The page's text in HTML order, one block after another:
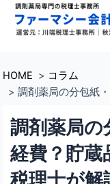
キ
ッ
HOME
コラム
調剤薬局の分包紙
調剤薬局の
経費？貯蔵